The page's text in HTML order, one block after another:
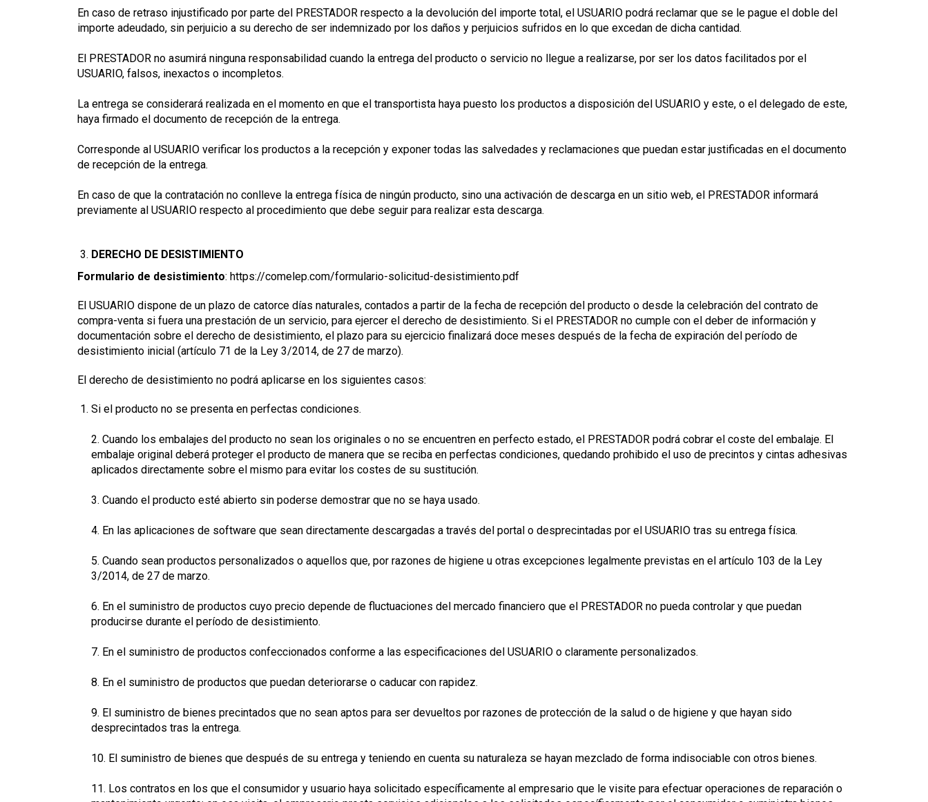
En caso de retraso injustificado por parte del PRESTADOR respecto a la devolución del importe total, el USUARIO podrá reclamar que se le pague el doble del
importe adeudado, sin perjuicio a su derecho de ser indemnizado por los daños y perjuicios sufridos en lo que excedan de dicha cantidad.
El PRESTADOR no asumirá ninguna responsabilidad cuando la entrega del producto o servicio no llegue a realizarse, por ser los datos facilitados por el
USUARIO, falsos, inexactos o incompletos.
La entrega se considerará realizada en el momento en que el transportista haya puesto los productos a disposición del USUARIO y este, o el delegado de este,
haya firmado el documento de recepción de la entrega.
Corresponde al USUARIO verificar los productos a la recepción y exponer todas las salvedades y reclamaciones que puedan estar justificadas en el documento
de recepción de la entrega.
En caso de que la contratación no conlleve la entrega física de ningún producto, sino una activación de descarga en un sitio web, el PRESTADOR informará
previamente al USUARIO respecto al procedimiento que debe seguir para realizar esta descarga.
DERECHO DE DESISTIMIENTO
Formulario de desistimiento: https://comelep.com/formulario-solicitud-desistimiento.pdf
El USUARIO dispone de un plazo de catorce días naturales, contados a partir de la fecha de recepción del producto o desde la celebración del contrato de
compra-venta si fuera una prestación de un servicio, para ejercer el derecho de desistimiento. Si el PRESTADOR no cumple con el deber de información y
documentación sobre el derecho de desistimiento, el plazo para su ejercicio finalizará doce meses después de la fecha de expiración del período de
desistimiento inicial (artículo 71 de la Ley 3/2014, de 27 de marzo).
El derecho de desistimiento no podrá aplicarse en los siguientes casos:
Si el producto no se presenta en perfectas condiciones.
2. Cuando los embalajes del producto no sean los originales o no se encuentren en perfecto estado, el PRESTADOR podrá cobrar el coste del embalaje. El
embalaje original deberá proteger el producto de manera que se reciba en perfectas condiciones, quedando prohibido el uso de precintos y cintas adhesivas
aplicados directamente sobre el mismo para evitar los costes de su sustitución.
3. Cuando el producto esté abierto sin poderse demostrar que no se haya usado.
4. En las aplicaciones de software que sean directamente descargadas a través del portal o desprecintadas por el USUARIO tras su entrega física.
5. Cuando sean productos personalizados o aquellos que, por razones de higiene u otras excepciones legalmente previstas en el artículo 103 de la Ley
3/2014, de 27 de marzo.
6. En el suministro de productos cuyo precio depende de fluctuaciones del mercado financiero que el PRESTADOR no pueda controlar y que puedan
producirse durante el período de desistimiento.
7. En el suministro de productos confeccionados conforme a las especificaciones del USUARIO o claramente personalizados.
8. En el suministro de productos que puedan deteriorarse o caducar con rapidez.
9. El suministro de bienes precintados que no sean aptos para ser devueltos por razones de protección de la salud o de higiene y que hayan sido
desprecintados tras la entrega.
10. El suministro de bienes que después de su entrega y teniendo en cuenta su naturaleza se hayan mezclado de forma indisociable con otros bienes.
11. Los contratos en los que el consumidor y usuario haya solicitado específicamente al empresario que le visite para efectuar operaciones de reparación o